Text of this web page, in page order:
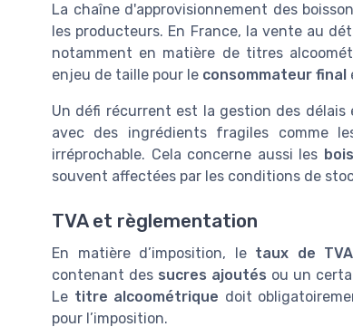
La chaîne d'approvisionnement des
les producteurs. En France, la vente au
notamment en matière de titres
enjeu de taille pour le consommateur final
Un défi récurrent est la gestion des délais
avec des ingrédients fragiles comme
irréprochable. Cela concerne aussi les
souvent affectées par les conditions de
TVA et règlementation
En matière d’imposition, le taux de TVA
contenant des sucres ajoutés ou un
Le titre alcoométrique doit
pour l’imposition.